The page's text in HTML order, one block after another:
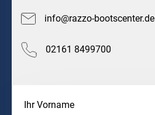
info@razzo-bootscenter.de
02161 8499700
Ihr Vorname